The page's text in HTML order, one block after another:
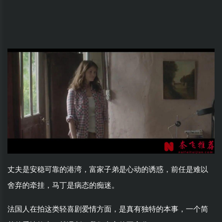
丈夫是安稳可靠的港湾，富家子弟是心动的诱惑，前任是难以
舍弃的牵挂，马丁是病态的痴迷。
法国人在拍这类轻喜剧爱情方面，是真有独特的本事，一个简